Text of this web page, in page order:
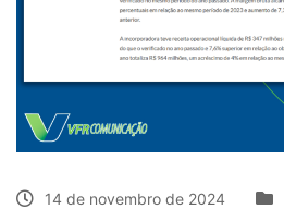
14 de novembro de 2024